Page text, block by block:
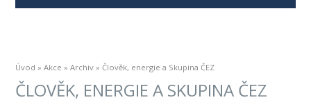
Úvod »Akce »Archiv » Člověk, energie a Skupina ČEZ
ČLOVĚK, ENERGIE A SKUPINA ČEZ